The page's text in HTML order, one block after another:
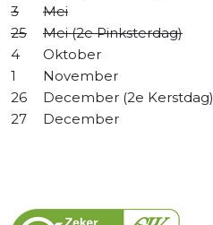
3
Mei
25
Mei (2e Pinksterdag)
4
Oktober
1
November
26
December (2e Kerstdag)
27
December